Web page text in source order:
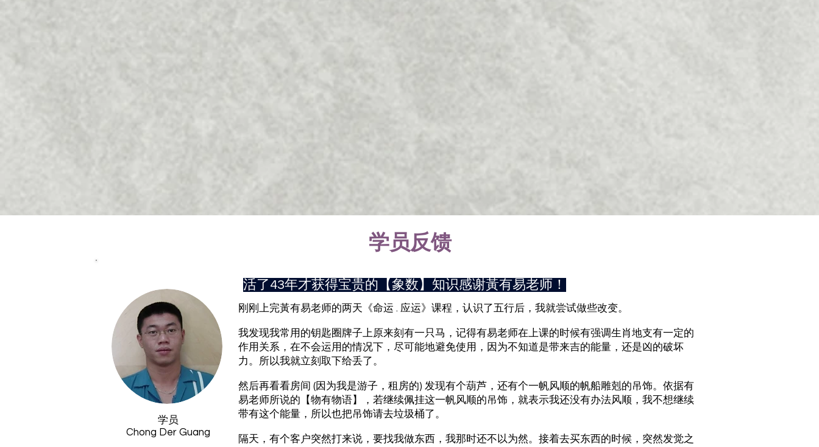
学员反馈
活了43年才获得宝贵的【象数】知识感谢黃有易老师！
学员
Chong Der Guang
刚刚上完黃有易老师的两天《命运 . 应运》课程，认识了五行后，我就尝试做些改变。
我发现我常用的钥匙圈牌子上原来刻有一只马，记得有易老师在上课的时候有强调生肖地支有一定的
作用关系，在不会运用的情况下，尽可能地避免使用，因为不知道是带来吉的能量，还是凶的破坏
力。所以我就立刻取下给丢了。
然后再看看房间 (因为我是游子，租房的) 发现有个葫芦，还有个一帆风顺的帆船雕剋的吊饰。依据有
易老师所说的【物有物语】，若继续佩挂这一帆风顺的吊饰，就表示我还没有办法风顺，我不想继续
带有这个能量，所以也把吊饰请去垃圾桶了。
隔天，有个客户突然打来说，要找我做东西，我那时还不以为然。接着去买东西的时候，突然发觉之